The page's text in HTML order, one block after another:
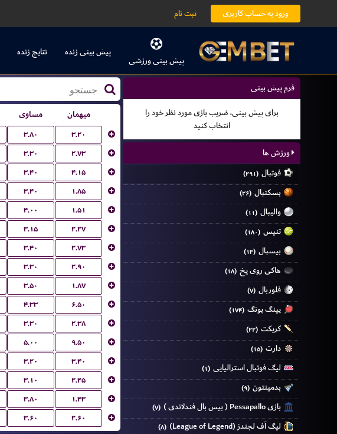
ورود به حساب کاربری ثبت نام
پیش بینی ورزشی
پیش بینی زنده نتایج زنده
فرم پیش بینی
برای پیش بینی، ضریب بازی مورد نظر خود را
انتخاب کنید
ورزش ها
فوتبال (۲۹۱)
بسکتبال (۲۶)
والیبال (۱۱)
تنیس (۱۸۰)
بیسبال (۱۳)
هاکی روی یخ (۱۸)
فلوربال (۷)
پینگ پونگ (۱۷۴)
کریکت (۲۲)
دارت (۱۵)
لیگ فوتبال استرالیایی (۱)
بدمینتون (۹)
بازی Pessapallo ( بیس بال فندلاندی ) (۷)
لیگ آف لجندز (League of Legend) (۸)
مساوی میهمان
۳.۸۰ ۳.۲۰
۳.۳۰ ۲.۷۳
۳.۴۰ ۴.۱۵
۳.۴۰ ۱.۸۵
۴.۰۰ ۱.۵۱
۳.۱۵ ۲.۲۷
۳.۴۰ ۲.۷۳
۳.۳۰ ۲.۹۰
۳.۵۰ ۱.۸۷
۴.۳۳ ۶.۵۰
۳.۳۰ ۲.۳۸
۵.۰۰ ۹.۵۰
۳.۲۰ ۳.۴۰
۳.۱۰ ۲.۴۵
۳.۸۰ ۱.۴۳
۳.۶۰
۲.۶۰